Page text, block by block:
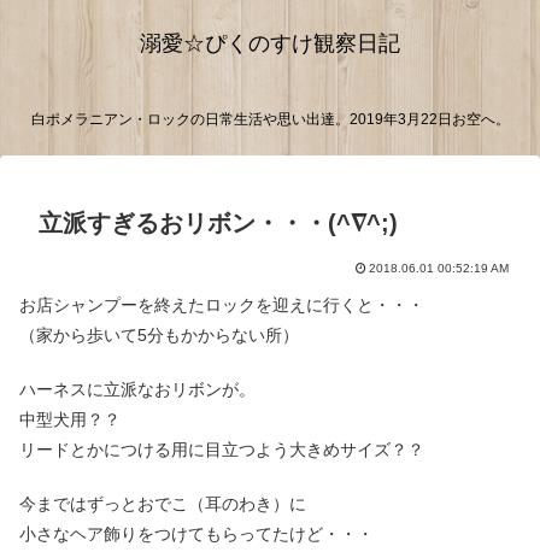
溺愛☆ぴくのすけ観察日記
白ポメラニアン・ロックの日常生活や思い出達。2019年3月22日お空へ。
立派すぎるおリボン・・・(^∇^;)
2018.06.01 00:52:19 AM
お店シャンプーを終えたロックを迎えに行くと・・・
（家から歩いて5分もかからない所）
ハーネスに立派なおリボンが。
中型犬用？？
リードとかにつける用に目立つよう大きめサイズ？？
今まではずっとおでこ（耳のわき）に
小さなヘア飾りをつけてもらってたけど・・・